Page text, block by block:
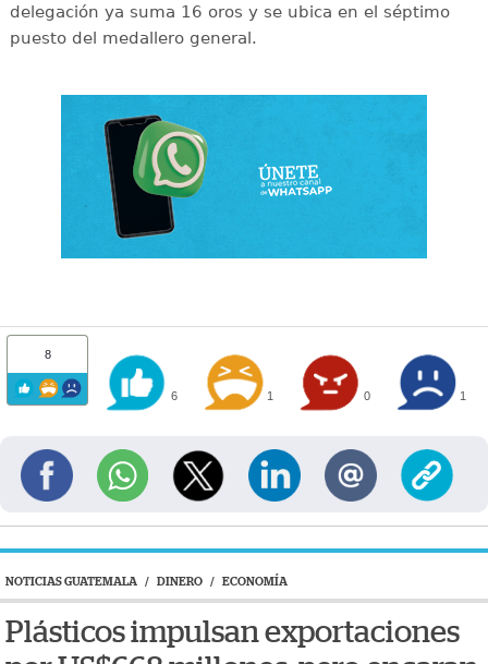
delegación ya suma 16 oros y se ubica en el séptimo
puesto del medallero general.
8
6 1 0 1
NOTICIAS GUATEMALA / DINERO / ECONOMÍA
Plásticos impulsan exportaciones